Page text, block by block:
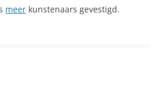
meer kunstenaars gevestigd.